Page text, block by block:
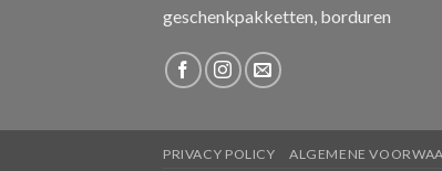
geschenkpakketten, borduren
PRIVACY POLICY ALGEMENE